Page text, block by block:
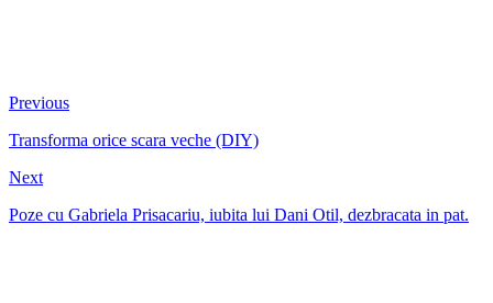
Previous
Transforma orice scara veche (DIY)
Next
Poze cu Gabriela Prisacariu, iubita lui Dani Otil, dezbracata in pat.